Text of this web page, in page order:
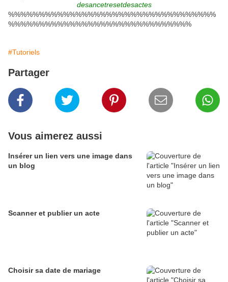
desancetresetdesactes
%%%%%%%%%%%%%%%%%%%%%%%%%%%%%%%%%%
%%%%%%%%%%%%%%%%%%%%%%%%%%%%%%
#Tutoriels
Partager
Vous aimerez aussi
Insérer un lien vers une image dans
un blog
Scanner et publier un acte
Choisir sa date de mariage